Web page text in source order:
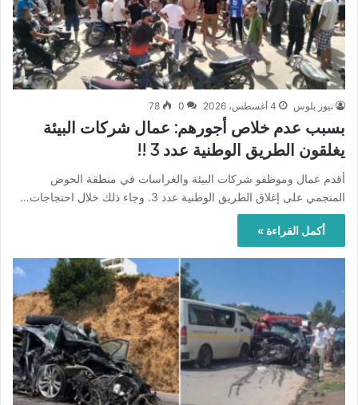
نيوز بلوس 4 أغسطس، 2026 0
78
بسبب عدم خلاص أجورهم: عمال شركات البيئة
يغلقون الطريق الوطنية عدد 3 !!
أقدم عمال وموظفو شركات البيئة والغراسات في منطقة الحوض
المنجمي على إغلاق الطريق الوطنية عدد 3. وجاء ذلك خلال احتجاجات…
أكمل القراءة »